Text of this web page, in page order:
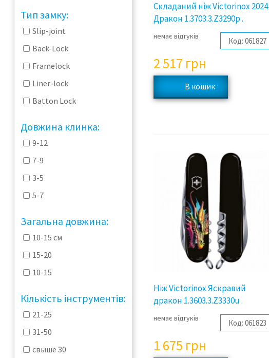
Тип замку:
Slip-joint
Back-Lock
Framelock
Liner-lock
Batton Lock
Довжина клинка:
9-12
7-9
3-5
5-7
Загальна довжина:
10-15 cм
15-20
10-15
Кількість інструментів:
21-25
31-50
свыше 30
Складаний ніж Victorinox 2024
Дракон 1.3703.3.Z3290p .
немає відгуків Код: 061827
2 517 грн
Ніж Victorinox Яскравий
дракон 1.3603.3.Z3330u .
немає відгуків Код: 061823
1 675 грн